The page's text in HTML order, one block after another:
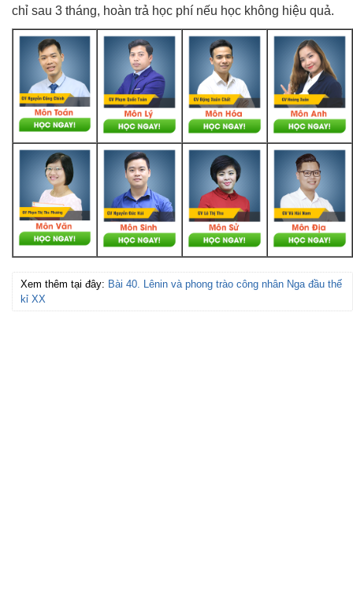
chỉ sau 3 tháng, hoàn trả học phí nếu học không hiệu quả.
Xem thêm tại đây: Bài 40. Lênin và phong trào công nhân Nga đầu thế
kỉ XX